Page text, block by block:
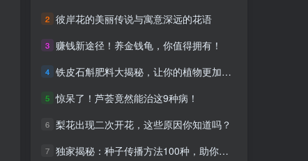
2 彼岸花的美丽传说与寓意深远的花语
3 赚钱新途径！养金钱龟，你值得拥有！
4 铁皮石斛肥料大揭秘，让你的植物更加强壮
5 惊呆了！芦荟竟然能治这9种病！
6 梨花出现二次开花，这些原因你知道吗？
7 独家揭秘：种子传播方法100种，助你轻松引爆社交媒体！
2 彼岸花的美丽传说与寓意深远的花语
3 赚钱新途径！养金钱龟，你值得拥有！
4 铁皮石斛肥料大揭秘，让你的植物更加强壮
5 惊呆了！芦荟竟然能治这9种病！
6 梨花出现二次开花，这些原因你知道吗？
7 独家揭秘：种子传播方法100种，助你轻松引爆社交媒体！